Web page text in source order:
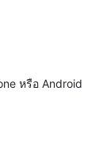
หรือ Android